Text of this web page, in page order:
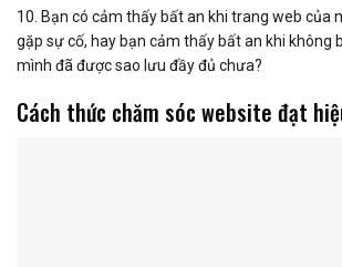
10. Bạn có cảm thấy bất an khi trang web của
gặp sự cố, hay bạn cảm thấy bất an khi không
mình đã được sao lưu đầy đủ chưa?
Cách thức chăm sóc website đạt